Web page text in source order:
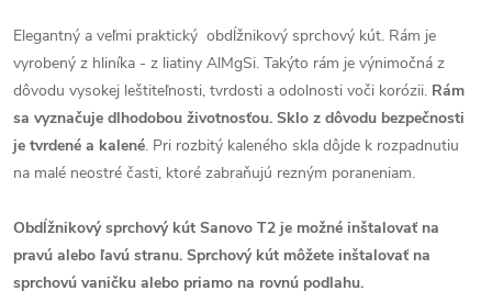
Elegantný a veľmi praktický obdĺžnikový sprchový kút. Rám je
vyrobený z hliníka - z liatiny AlMgSi. Takýto rám je výnimočná z
dôvodu vysokej leštiteľnosti, tvrdosti a odolnosti voči korózii. Rám
sa vyznačuje dlhodobou životnosťou. Sklo z dôvodu bezpečnosti
je tvrdené a kalené. Pri rozbitý kaleného skla dôjde k rozpadnutiu
na malé neostré časti, ktoré zabraňujú rezným poraneniam.
Obdĺžnikový sprchový kút Sanovo T2 je možné inštalovať na
pravú alebo ľavú stranu. Sprchový kút môžete inštalovať na
sprchovú vaničku alebo priamo na rovnú podlahu.